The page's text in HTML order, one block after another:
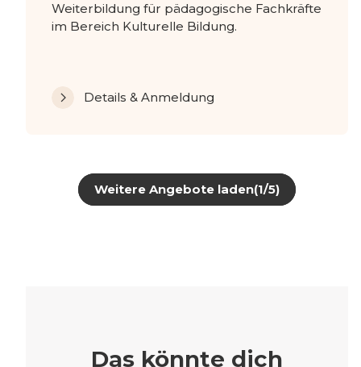
Weiterbildung für pädagogische Fachkräfte
im Bereich Kulturelle Bildung.
Details & Anmeldung
Weitere Angebote laden(1/5)
Das könnte dich